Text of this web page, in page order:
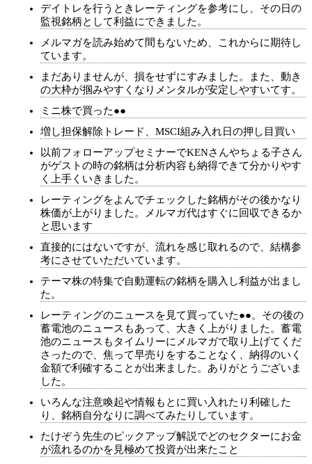
デイトレを行うときレーティングを参考にし、その日の
監視銘柄として利益にできました。
メルマガを読み始めて間もないため、これからに期待し
ています。
まだありませんが、損をせずにすみました。また、動き
の大枠が掴みやすくなりメンタルが安定しやすいてす。
ミニ株で買った●●
増し担保解除トレード、MSCI組み入れ日の押し目買い
以前フォローアップセミナーでKENさんやちょる子さん
がゲストの時の銘柄は分析内容も納得できて分かりやす
く上手くいきました。
レーティングをよんでチェックした銘柄がその後かなり
株価が上がりました。メルマガ代はすぐに回収できるか
と思います
直接的にはないですが、流れを感じ取れるので、結構参
考にさせていただいています。
テーマ株の特集で自動運転の銘柄を購入し利益が出まし
た。
レーティングのニュースを見て買っていた●●。その後の
蓄電池のニュースもあって、大きく上がりました。蓄電
池のニュースもタイムリーにメルマガで取り上げてくだ
さったので、焦って早売りをすることなく、納得のいく
金額で利確することが出来ました。ありがとうございま
した。
いろんな注意喚起や情報もとに買い入れたり利確した
り、銘柄自分なりに調べてみたりしています。
たけぞう先生のピックアップ解説でどのセクターにお金
が流れるのかを見極めて投資が出来たこと